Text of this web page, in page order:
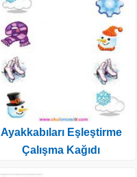
Ayakkabıları Eşleştirme
Çalışma Kağıdı